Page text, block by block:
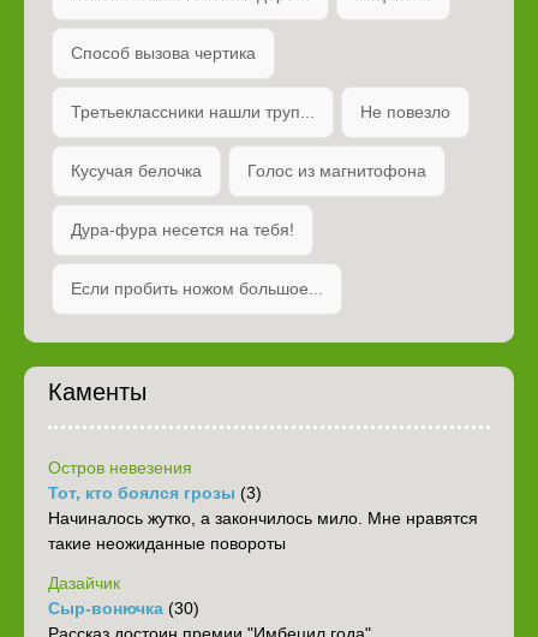
Способ вызова чертика
Третьеклассники нашли труп... Не повезло
Кусучая белочка Голос из магнитофона
Дура-фура несется на тебя!
Если пробить ножом большое...
Каменты
Остров невезения
Тот, кто боялся грозы (3)
Начиналось жутко, а закончилось мило. Мне нравятся
такие неожиданные повороты
Дазайчик
Сыр-вонючка (30)